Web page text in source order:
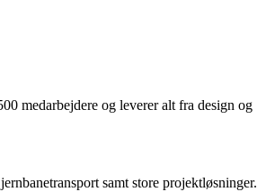
medarbejdere og leverer alt fra design og
samt store projektløsninger.